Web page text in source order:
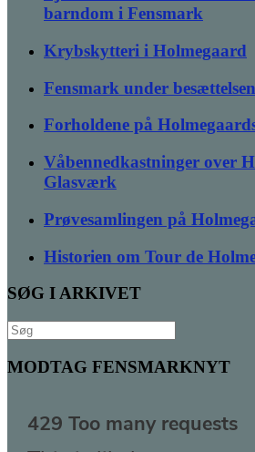
barndom i Fensmark
Krybskytteri i Holmegaard
Fensmark under besættelsen
Forholdene på
Våbennedkastninger over
Glasværk
Prøvesamlingen på
Historien om Tour de
SØG I ARKIVET
Søg
efter:
MODTAG FENSMARKNYT